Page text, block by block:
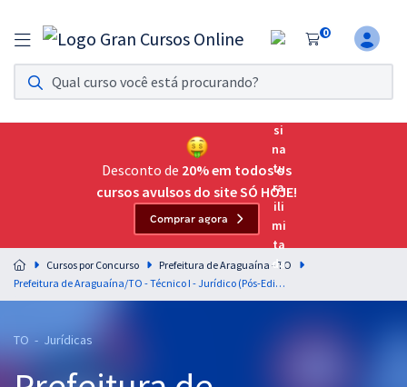
0
Assinatura Ilimitada 11
Acesso a todos os cursos. Teste grátis por 7 dias!
Assinatura OAB Até Passar
Acesso ilimitado a toda preparação para o Exame da
Residências Multiprofissionais
Preparação completa e intensiva para as principais
residências em saúde do Brasil
Desconto de 20% em todos os
cursos avulsos do site SÓ HOJE!
Comprar agora
Cursos por Concurso
Prefeitura de Araguaína - TO
Prefeitura de Araguaína/TO - Técnico I - Jurídico (Pós-Edital)
TO - Jurídicas